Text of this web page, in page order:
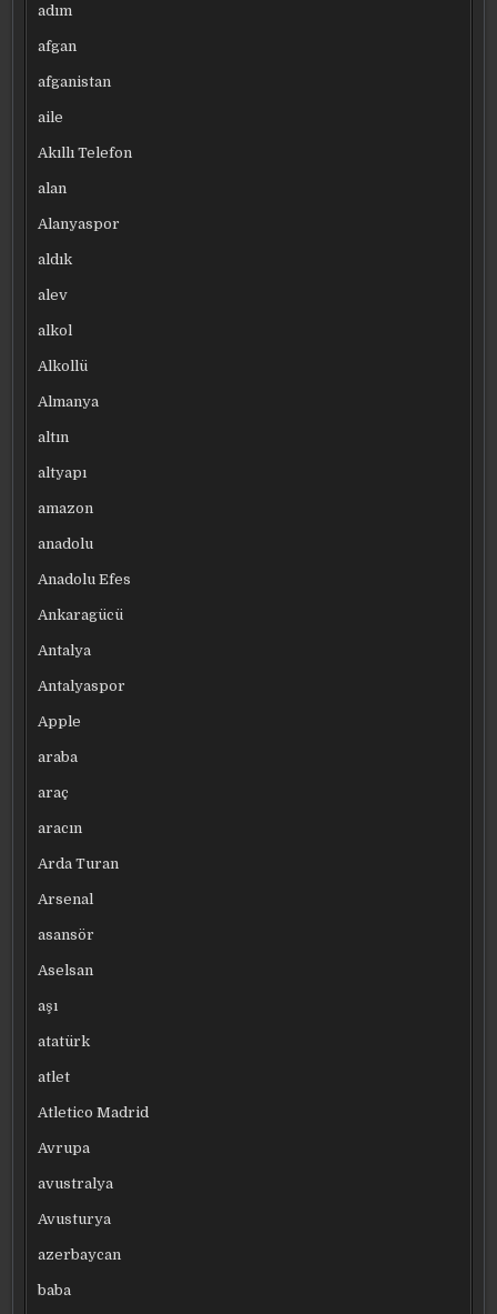
adım
afgan
afganistan
aile
Akıllı Telefon
alan
Alanyaspor
aldık
alev
alkol
Alkollü
Almanya
altın
altyapı
amazon
anadolu
Anadolu Efes
Ankaragücü
Antalya
Antalyaspor
Apple
araba
araç
aracın
Arda Turan
Arsenal
asansör
Aselsan
aşı
atatürk
atlet
Atletico Madrid
Avrupa
avustralya
Avusturya
azerbaycan
baba